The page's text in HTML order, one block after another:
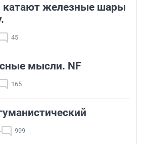
катают железные шары
45
мысли. NF
165
999